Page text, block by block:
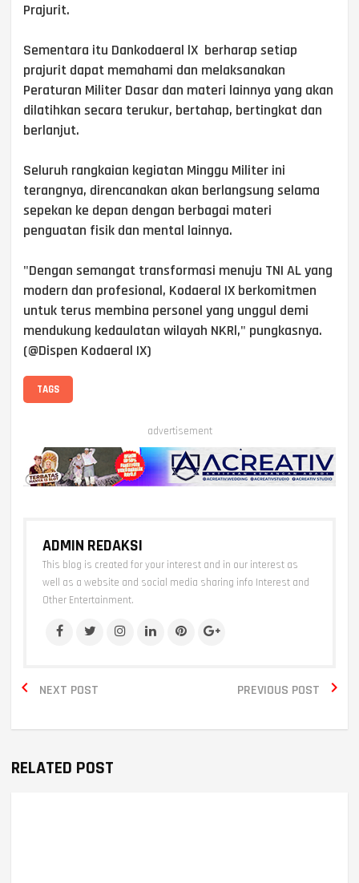
Prajurit.
Sementara itu Dankodaeral lX berharap setiap
prajurit dapat memahami dan melaksanakan
Peraturan Militer Dasar dan materi lainnya yang akan
dilatihkan secara terukur, bertahap, bertingkat dan
berlanjut.
Seluruh rangkaian kegiatan Minggu Militer ini
terangnya, direncanakan akan berlangsung selama
sepekan ke depan dengan berbagai materi
penguatan fisik dan mental lainnya.
"Dengan semangat transformasi menuju TNI AL yang
modern dan profesional, Kodaeral IX berkomitmen
untuk terus membina personel yang unggul demi
mendukung kedaulatan wilayah NKRl," pungkasnya.
(@Dispen Kodaeral IX)
TAGS
advertisement
ADMIN REDAKSI
This blog is created for your interest and in our interest as
well as a website and social media sharing info Interest and
Other Entertainment.
NEXT POST
 PREVIOUS POST 
RELATED POST